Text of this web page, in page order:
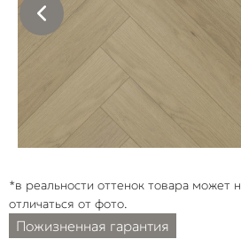
*в реальности оттенок товара может
отличаться от фото.
Пожизненная гарантия